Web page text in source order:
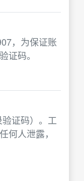
，为保证账
证码。
验证码）。工
何人泄露，